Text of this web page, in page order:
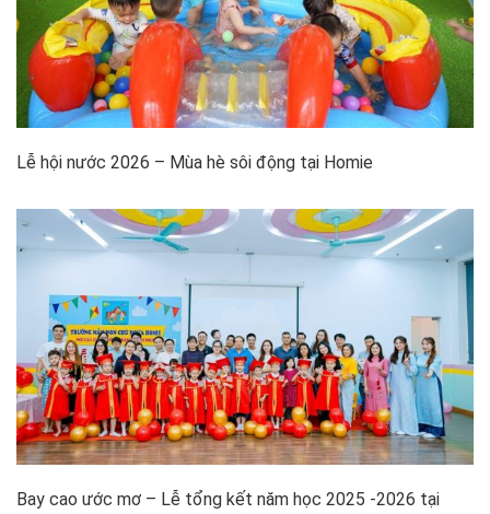
Lễ hội nước 2026 – Mùa hè sôi động tại Homie
Bay cao ước mơ – Lễ tổng kết năm học 2025 -2026 tại